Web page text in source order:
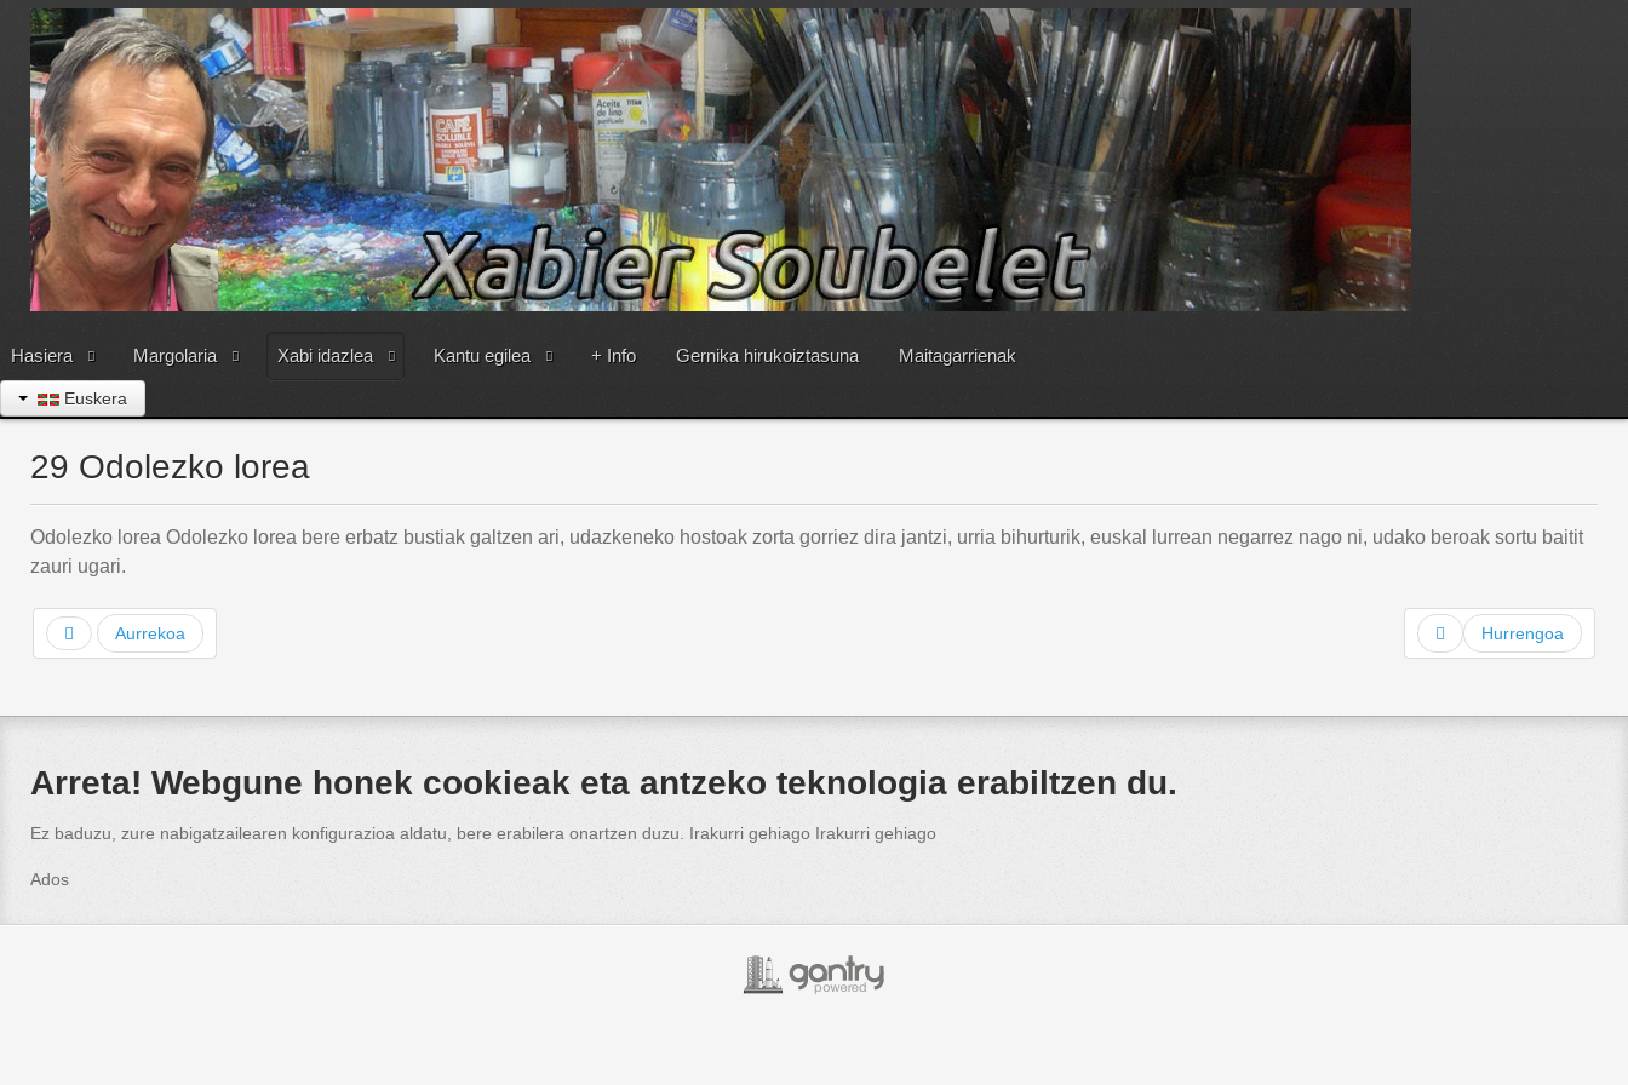
Hasiera Margolaria Xabi idazlea Kantu egilea + Info Gernika hirukoiztasuna Maitagarrienak
Euskera
29 Odolezko lorea
Odolezko lorea Odolezko lorea bere erbatz bustiak galtzen ari, udazkeneko hostoak zorta gorriez dira jantzi, urria bihurturik, euskal lurrean negarrez nago ni, udako beroak sortu baitit
zauri ugari.
Aurrekoa Hurrengoa
Arreta! Webgune honek cookieak eta antzeko teknologia erabiltzen du.
Ez baduzu, zure nabigatzailearen konfigurazioa aldatu, bere erabilera onartzen duzu. Irakurri gehiago Irakurri gehiago
Ados